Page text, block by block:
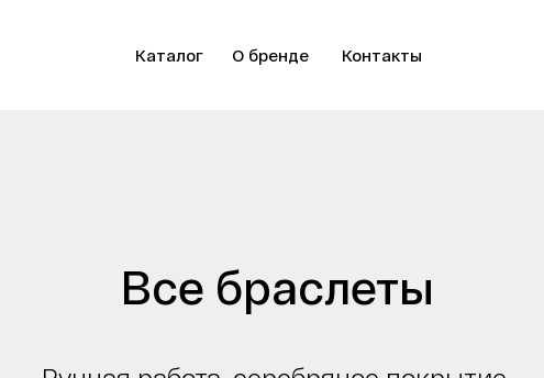
Каталог О бренде Контакты
Все браслеты